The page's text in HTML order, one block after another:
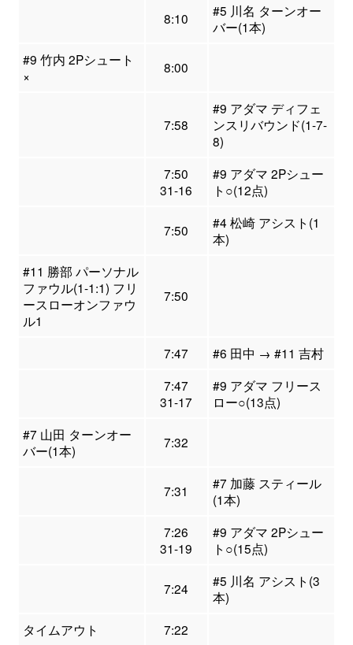
8:10
#5 川名 ターンオー
バー(1本)
#9 竹内 2Pシュート
×
8:00
7:58
#9 アダマ ディフェ
ンスリバウンド(1-7-
8)
7:50
31-16
#9 アダマ 2Pシュー
ト○(12点)
7:50
#4 松崎 アシスト(1
本)
#11 勝部 パーソナル
ファウル(1-1:1) フリ
ースローオンファウ
ル1
7:50
7:47
#6 田中 → #11 吉村
7:47
31-17
#9 アダマ フリース
ロー○(13点)
#7 山田 ターンオー
バー(1本)
7:32
7:31
#7 加藤 スティール
(1本)
7:26
31-19
#9 アダマ 2Pシュー
ト○(15点)
7:24
#5 川名 アシスト(3
本)
タイムアウト
7:22